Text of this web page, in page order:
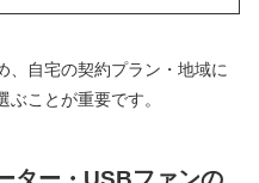
、自宅の契約プラン・地域に
ことが重要です。